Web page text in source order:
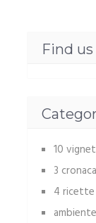
Find
10
3
4 ricette
ambiente